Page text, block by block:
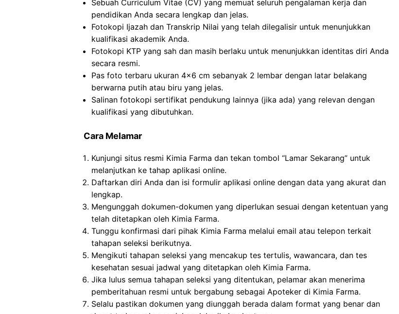
Sebuah Curriculum Vitae (CV) yang memuat seluruh pengalaman kerja dan
pendidikan Anda secara lengkap dan jelas.
Fotokopi Ijazah dan Transkrip Nilai yang telah dilegalisir untuk menunjukkan
kualifikasi akademik Anda.
Fotokopi KTP yang sah dan masih berlaku untuk menunjukkan identitas diri Anda
secara resmi.
Pas foto terbaru ukuran 4×6 cm sebanyak 2 lembar dengan latar belakang
berwarna putih atau biru yang jelas.
Salinan fotokopi sertifikat pendukung lainnya (jika ada) yang relevan dengan
kualifikasi yang dibutuhkan.
Cara Melamar
Kunjungi situs resmi Kimia Farma dan tekan tombol “Lamar Sekarang” untuk
melanjutkan ke tahap aplikasi online.
Daftarkan diri Anda dan isi formulir aplikasi online dengan data yang akurat dan
lengkap.
Mengunggah dokumen-dokumen yang diperlukan sesuai dengan ketentuan yang
telah ditetapkan oleh Kimia Farma.
Tunggu konfirmasi dari pihak Kimia Farma melalui email atau telepon terkait
tahapan seleksi berikutnya.
Mengikuti tahapan seleksi yang mencakup tes tertulis, wawancara, dan tes
kesehatan sesuai jadwal yang ditetapkan oleh Kimia Farma.
Jika lulus semua tahapan seleksi yang ditentukan, pelamar akan menerima
pemberitahuan resmi untuk bergabung sebagai Apoteker di Kimia Farma.
Selalu pastikan dokumen yang diunggah berada dalam format yang benar dan